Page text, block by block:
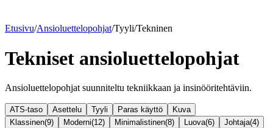
Etusivu/Ansioluettelopohjat/Tyyli/Tekninen
Tekniset ansioluettelopohjat
Ansioluettelopohjat suunniteltu tekniikkaan ja insinööritehtäviin.
ATS-taso Asettelu Tyyli Paras käyttö
Kuva
Klassinen(9) Moderni(12) Minimalistinen(8) Luova(6) Johtaja(4)